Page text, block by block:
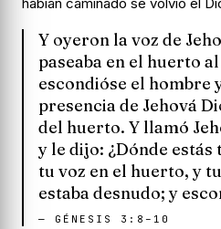
Y oyeron la voz de
paseaba en el huerto
escondióse el hombre
presencia de Jehová
del huerto. Y llamó
y le dijo: ¿Dónde
tu voz en el huerto, y
estaba desnudo; y
— GÉNESIS 3:8–10